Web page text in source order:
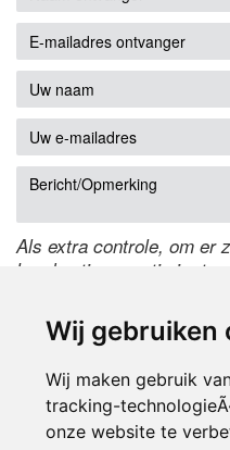
Wij gebruiken
Wij maken gebruik
tracking-
onze website te
Als extra controle, om er
handmatige reactie is,
de code te wijzigen.